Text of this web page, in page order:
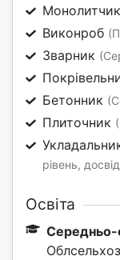
Монолитчик
Виконроб
Зварник
Бетонник
Плиточник
рівень,
Освіта
Середньо-